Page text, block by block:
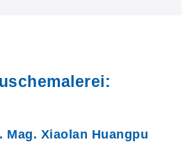
Mag. Xiaolan Huangpu